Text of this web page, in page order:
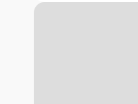
Stratenplan